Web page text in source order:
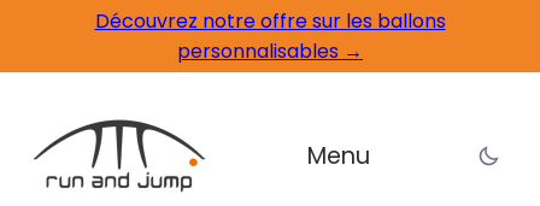
Découvrez notre offre sur les ballons
personnalisables →
Menu